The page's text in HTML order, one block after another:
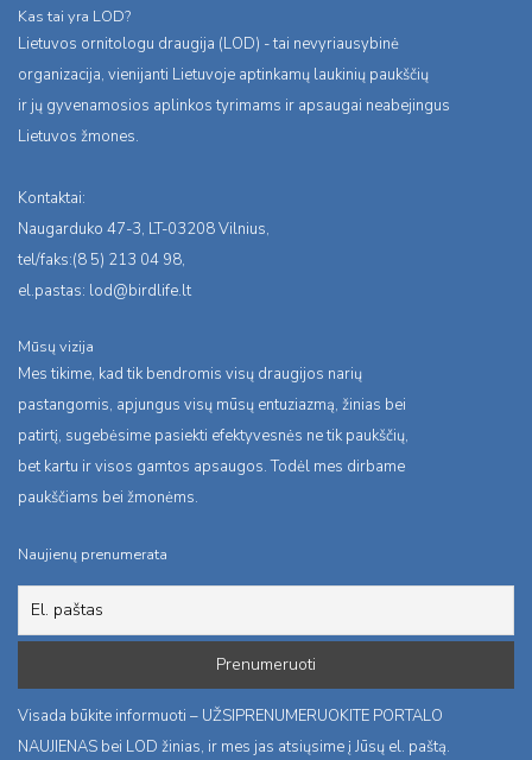
Kas tai yra LOD?
Lietuvos ornitologu draugija (LOD) - tai nevyriausybinė
organizacija, vienijanti Lietuvoje aptinkamų laukinių paukščių
ir jų gyvenamosios aplinkos tyrimams ir apsaugai neabejingus
Lietuvos žmones.
Kontaktai:
Naugarduko 47-3, LT-03208 Vilnius,
tel/faks:(8 5) 213 04 98,
el.pastas: lod@birdlife.lt
Mūsų vizija
Mes tikime, kad tik bendromis visų draugijos narių
pastangomis, apjungus visų mūsų entuziazmą, žinias bei
patirtį, sugebėsime pasiekti efektyvesnės ne tik paukščių,
bet kartu ir visos gamtos apsaugos. Todėl mes dirbame
paukščiams bei žmonėms.
Naujienų prenumerata
Visada būkite informuoti – UŽSIPRENUMERUOKITE PORTALO
NAUJIENAS bei LOD žinias, ir mes jas atsiųsime į Jūsų el. paštą.